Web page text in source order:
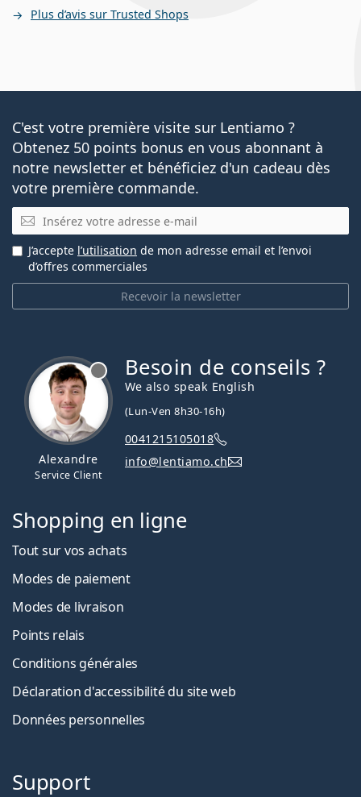
Plus d’avis sur Trusted Shops
C'est votre première visite sur Lentiamo ?
Obtenez 50 points bonus en vous abonnant à
notre newsletter et bénéficiez d'un cadeau dès
votre première commande.
E-mail
Recevoir la newsletter
J’accepte l’utilisation de mon adresse email et l’envoi
d’offres commerciales
Alexandre
Service Client
Besoin de conseils ?
We also speak English
(Lun-Ven 8h30-16h)
0041215105018
info@lentiamo.ch
Shopping en ligne
Tout sur vos achats
Modes de paiement
Modes de livraison
Points relais
Conditions générales
Déclaration d'accessibilité du site web
Données personnelles
Support